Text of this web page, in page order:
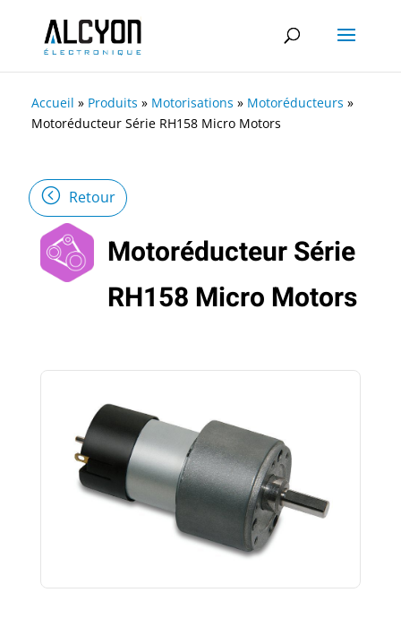
Accueil » Produits » Motorisations » Motoréducteurs »
Motoréducteur Série RH158 Micro Motors
Retour
Motoréducteur Série
RH158 Micro Motors